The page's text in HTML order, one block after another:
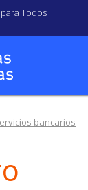
Todos
bancarios